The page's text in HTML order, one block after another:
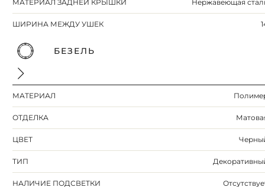
МАТЕРИАЛ ЗАДНЕЙ КРЫШКИ Нержавеющая
ШИРИНА МЕЖДУ УШЕК
БЕЗЕЛЬ
МАТЕРИАЛ
ОТДЕЛКА
ЦВЕТ
ТИП
НАЛИЧИЕ ПОДСВЕТКИ